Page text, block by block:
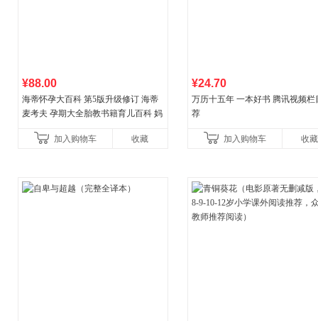
¥88.00
海蒂怀孕大百科 第5版升级修订 海蒂
麦考夫 孕期大全胎教书籍育儿百科 妈
健养生百科读物当
加入购物车 收藏
¥24.70
万历十五年 一本好书 腾讯视频栏
荐
加入购物车 收藏